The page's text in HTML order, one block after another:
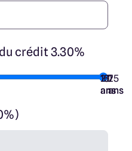
crédit 3.30%
7
ans
10
ans
15
ans
20
ans
25
ans